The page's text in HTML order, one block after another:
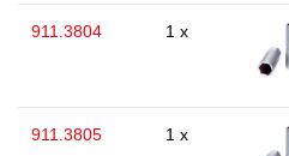
911.3804 1 x
911.3805 1 x